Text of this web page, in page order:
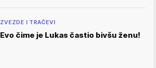
ZVEZDE I TRAČEVI
Evo čime je Lukas častio bivšu ženu!